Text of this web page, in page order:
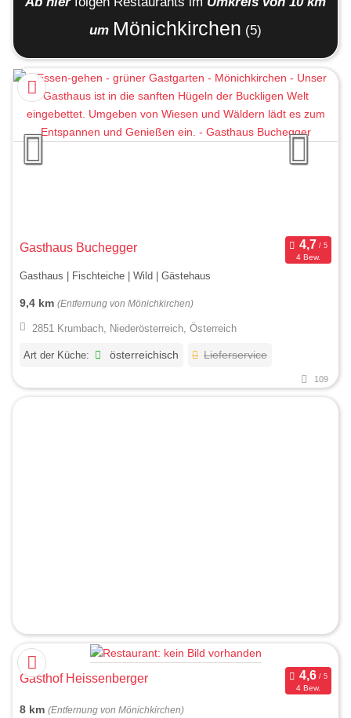
um Mönichkirchen (5)
Gasthaus Buchegger
4 Bew.
Gasthaus | Fischteiche | Wild | Gästehaus
9,4 km (Entfernung von Mönichkirchen)
2851 Krumbach, Niederösterreich, Österreich
Art der Küche: österreichisch Lieferservice
109
Gasthof Heissenberger
4 Bew.
8 km (Entfernung von Mönichkirchen)